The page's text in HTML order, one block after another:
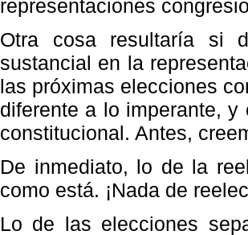
representaciones
Otra cosa resultaría si
sustancial en la
las próximas elecciones
diferente a lo imperante,
constitucional. Antes,
De inmediato, lo de la
como está. ¡Nada de
Lo de las elecciones